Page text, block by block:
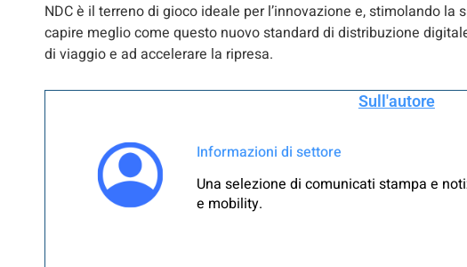
NDC è il terreno di gioco ideale per l’innovazione e, stimolando
capire meglio come questo nuovo standard di distribuzione
di viaggio e ad accelerare la ripresa.
Sull'autore
Informazioni di settore
Una selezione di comunicati stampa e
e mobility.